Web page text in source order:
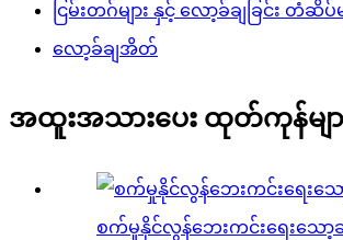
ငြမ်းတဂ်များ နှင့် လော့ခ်ချခြင်း တံဆိပ်မ
လော့ခ်ချအိတ်
အထူးအသားပေး ထုတ်ကုန်မျာ
စက်မှုနိုင်လွန်ဘေးကင်းရေးသော့ခ